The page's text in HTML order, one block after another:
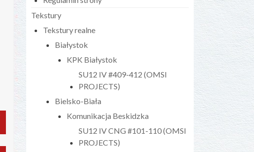
Tekstury
Tekstury realne
Białystok
KPK Białystok
SU12 IV #409-412 (OMSI
PROJECTS)
Bielsko-Biała
Komunikacja Beskidzka
SU12 IV CNG #101-110 (OMSI
PROJECTS)